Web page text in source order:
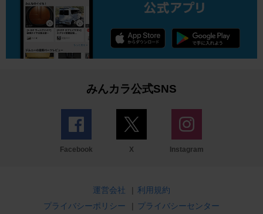
みんカラ公式SNS
Facebook X Instagram
運営会社 | 利用規約
プライバシーポリシー
| プライバシーセンター